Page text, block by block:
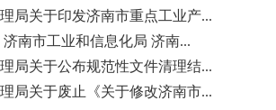
局关于印发济南市重点工业产...
南市工业和信息化局 济南...
局关于公布规范性文件清理结...
局关于废止《关于修改济南市...